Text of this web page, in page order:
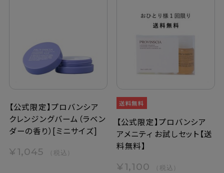
【公式限定】プロバンシア
クレンジングバーム（ラベン
ダーの香り）[ミニサイズ]
¥1,045 （税込）
【公式限定】プロバンシア
アメニティ お試しセット【送
料無料】
¥1,100 （税込）